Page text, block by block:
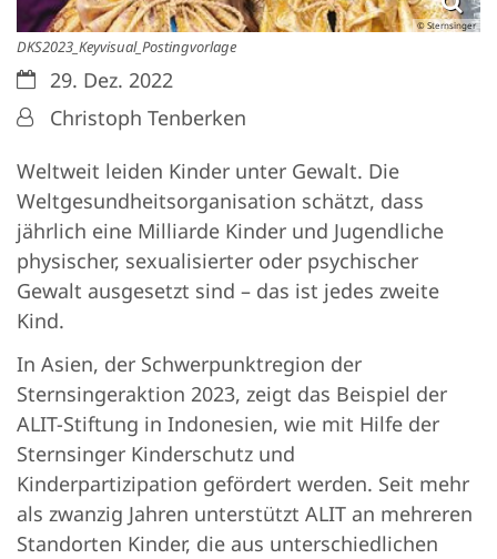
© Sternsinger
DKS2023_Keyvisual_Postingvorlage
Datum:29. Dez. 2022
Von:Christoph Tenberken
Weltweit leiden Kinder unter Gewalt. Die
Weltgesundheitsorganisation schätzt, dass
jährlich eine Milliarde Kinder und Jugendliche
physischer, sexualisierter oder psychischer
Gewalt ausgesetzt sind – das ist jedes zweite
Kind.
In Asien, der Schwerpunktregion der
Sternsingeraktion 2023, zeigt das Beispiel der
ALIT-Stiftung in Indonesien, wie mit Hilfe der
Sternsinger Kinderschutz und
Kinderpartizipation gefördert werden. Seit mehr
als zwanzig Jahren unterstützt ALIT an mehreren
Standorten Kinder, die aus unterschiedlichen